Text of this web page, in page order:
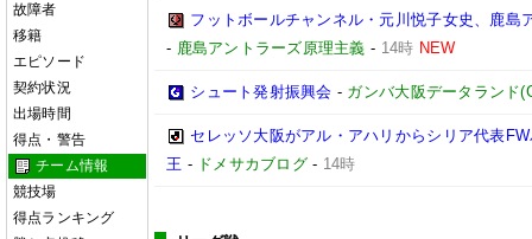
故障者
移籍
エピソード
契約状況
出場時間
得点・警告
チーム情報
競技場
得点ランキング
フットボールチャンネル・元川悦子女史、鹿島
- 鹿島アントラーズ原理主義 - 14時 NEW
シュート発射振興会 - ガンバ大阪データランド
セレッソ大阪がアル・アハリからシリア代表
王 - ドメサカブログ- 14時